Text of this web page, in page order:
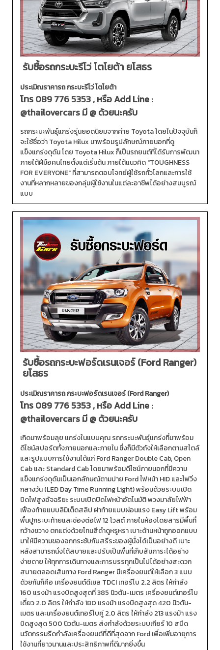
รับซื้อรถกระบะรีโว่ โตโยต้า ยโสธร
ประเมิณราคารถ กระบะรีโว่ โตโยต้า
โทร089 776 5353, หรือ Add Line :
@thailovercarsมี @ ด้วยนะครับ
รถกระบะพันธุ์แกร่งรุ่นยอดนิยมจากค่าย Toyota โดยในปัจจุบันก็
จะใช้ชื่อว่า Toyota Hilux มาพร้อมรูปลักษณ์ภายนอกที่ดู
แข็งแกร่งดุดัน โดย Toyota Hilux ก็เป็นรถยนต์ที่ได้รับการพัฒนา
ภายใต้ฝีมือคนไทยตั้งแต่เริ่มต้น ภายใต้แนวคิด "TOUGHNESS
FOR EVERYONE" ที่สามารถตอบโจทย์ผู้ใช้รถทั่วโลกและการใช้
งานที่หลากหลายของกลุ่มผู้ใช้งานในแต่ละอาชีพได้อย่างสมบูรณ์
แบบ
รับซื้อรถกระบะฟอร์ดเรนเจอร์ (Ford Ranger)
ยโสธร
ประเมิณราคารถ กระบะฟอร์ดเรนเจอร์ (Ford Ranger)
โทร089 776 5353, หรือ Add Line :
@thailovercarsมี @ ด้วยนะครับ
เกิดมาพร้อมลุย แกร่งในแบบคุณ รถกระบะพันธุ์แกร่งที่มาพร้อม
ดีไซน์สปอร์ตทั้งภายนอกและภายใน ซึ่งก็มีตัวถังให้เลือกตามสไตล์
และรูปแบบการใช้งานได้แก่ Ford Ranger Double Cab, Open
Cab และ Standard Cab โดยมาพร้อมดีไซน์ภายนอกที่มีความ
แข็งแกร่งดุดันเป็นเอกลักษณ์ตามปาย Ford ไฟหน้า HID และไฟวิ่ง
กลางวัน (LED Day Time Running Light) พร้อมด้วยระบบเปิด
ปิดไฟสูงอัจฉริยะ ระบบเปิดปิดไฟหน้าอัตโนมัติ พวงมาลัยไฟฟ้า
เฟืองท้ายแบบลิมิเต็ดสลิป ฝาท้ายแบบผ่อนแรง Easy Lift พร้อม
พื้นปูกระบะท้ายและช่องต่อไฟ 12 โวลต์ ภายในห้องโดยสารมีพื้นที่
กว้างขวาง ตกแต่งด้วยโทนสีดำดูหรูหรา เบาะด้านหน้าถูกออกแบบ
มาให้มีความของอกกระชับกับสรีระของผู้นั่งได้เป็นอย่างดี เบาะ
หลังสามารถนั่งได้สบายและปรับเป็นพื้นที่เก็บสัมภาระได้อย่าง
ง่ายดาย ให้ทุกการเดินทางและการบรรทุกเป็นไปได้อย่างสะดวก
สบายตลอดเส้นทาง Ford Ranger มีเครื่องยนต์ให้เลือก 3 แบบ
ด้วยกันก็คือ เครื่องยนต์ดีเซล TDCI เทอร์โบ 2.2 ลิตร ให้กำลัง
160 แรงม้า แรงบิดสูงสุดที่ 385 นิวตัน-เมตร เครื่องยนต์เทอร์โบ
เดี่ยว 2.0 ลิตร ให้กำลัง 180 แรงม้า แรงบิดสูงสุด 420 นิวตัน-
เมตร และเครื่องยนต์เทอร์โบคู่ 2.0 ลิตร ให้กำลัง 213 แรงม้า แรง
บิดสูงสุด 500 นิวตัน-เมตร ส่งกำลังด้วยระบบเกียร์ 10 สปีด
นวัตกรรมรีดกำลังเครื่องยนต์ที่ดีที่สุดจาก Ford เพื่อเพิ่มอายุการ
ใช้งานที่ยาวนานและประสิทธิภาพที่ดีมากยิ่งขึ้น